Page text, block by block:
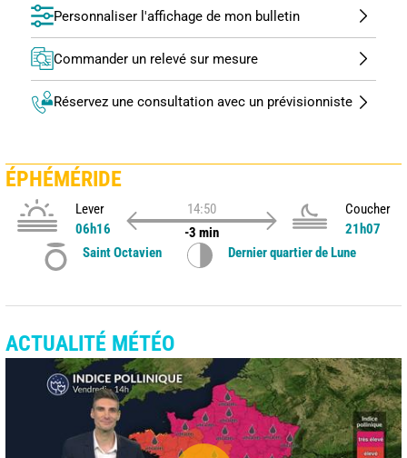
Personnaliser l'affichage de mon bulletin
Commander un relevé sur mesure
Réservez une consultation avec un prévisionniste
ÉPHÉMÉRIDE
Lever
06h16
14:50
-3 min
Coucher
21h07
Saint Octavien
Dernier quartier de Lune
ACTUALITÉ MÉTÉO